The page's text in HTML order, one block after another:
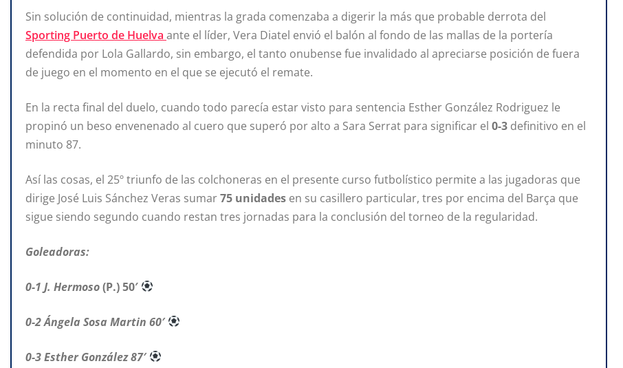
Sin solución de continuidad, mientras la grada comenzaba a digerir la más que probable derrota del
Sporting Puerto de Huelva ante el líder, Vera Diatel envió el balón al fondo de las mallas de la portería
defendida por Lola Gallardo, sin embargo, el tanto onubense fue invalidado al apreciarse posición de fuera
de juego en el momento en el que se ejecutó el remate.
En la recta final del duelo, cuando todo parecía estar visto para sentencia Esther González Rodriguez le
propinó un beso envenenado al cuero que superó por alto a Sara Serrat para significar el 0-3 definitivo en el
minuto 87.
Así las cosas, el 25º triunfo de las colchoneras en el presente curso futbolístico permite a las jugadoras que
dirige José Luis Sánchez Veras sumar75 unidades en su casillero particular, tres por encima del Barça que
sigue siendo segundo cuando restan tres jornadas para la conclusión del torneo de la regularidad.
Goleadoras:
0-1 J. Hermoso(P.) 50′
0-2 Ángela Sosa Martin 60′
0-3 Esther González 87′